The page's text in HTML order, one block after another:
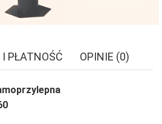
PŁATNOŚĆ OPINIE (0)